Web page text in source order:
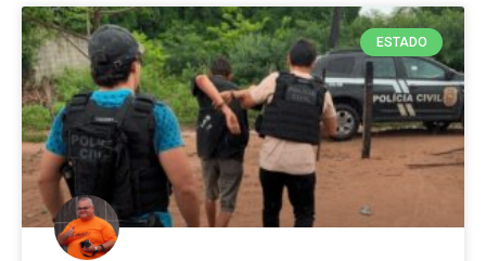
ESTADO